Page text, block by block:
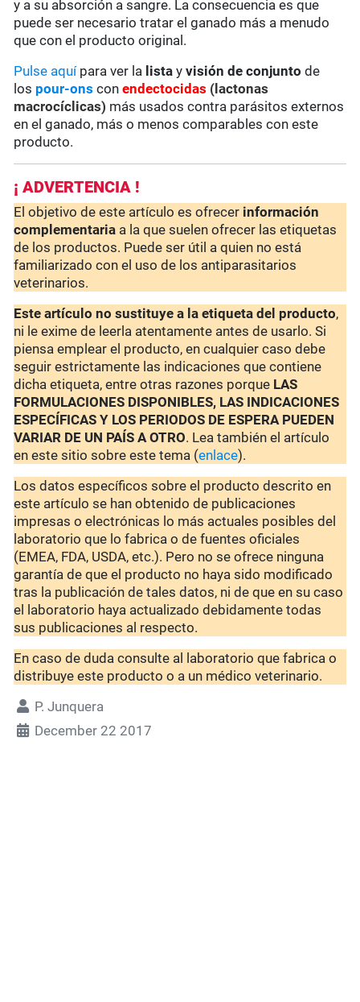
y a su absorción a sangre. La consecuencia es que
puede ser necesario tratar el ganado más a menudo
que con el producto original.
Pulse aquípara ver la lista yvisión de conjunto de
los pour-ons conendectocidas (lactonas
macrocíclicas) más usados contra parásitos externos
en el ganado, más o menos comparables con este
producto.
¡ ADVERTENCIA !
El objetivo de este artículo es ofrecer información
complementaria a la que suelen ofrecer las etiquetas
de los productos. Puede ser útil a quien no está
familiarizado con el uso de los antiparasitarios
veterinarios.
Este artículo no sustituye a la etiqueta del producto,
ni le exime de leerla atentamente antes de usarlo. Si
piensa emplear el producto, en cualquier caso debe
seguir estrictamente las indicaciones que contiene
dicha etiqueta, entre otras razones porque LAS
FORMULACIONES DISPONIBLES, LAS INDICACIONES
ESPECÍFICAS Y LOS PERIODOS DE ESPERA PUEDEN
VARIAR DE UN PAÍS A OTRO. Lea también el artículo
en este sitio sobre este tema (enlace).
Los datos específicos sobre el producto descrito en
este artículo se han obtenido de publicaciones
impresas o electrónicas lo más actuales posibles del
laboratorio que lo fabrica o de fuentes oficiales
(EMEA, FDA, USDA, etc.). Pero no se ofrece ninguna
garantía de que el producto no haya sido modificado
tras la publicación de tales datos, ni de que en su caso
el laboratorio haya actualizado debidamente todas
sus publicaciones al respecto.
En caso de duda consulte al laboratorio que fabrica o
distribuye este producto o a un médico veterinario.
P. Junquera
December 22 2017